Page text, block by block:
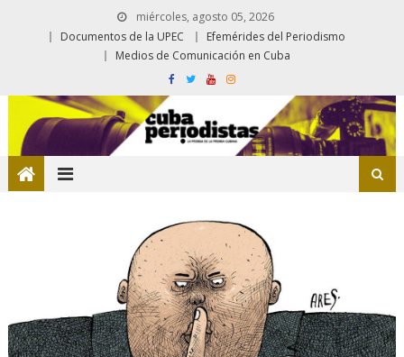
miércoles, agosto 05, 2026
Documentos de la UPEC
Efemérides del Periodismo
Medios de Comunicación en Cuba